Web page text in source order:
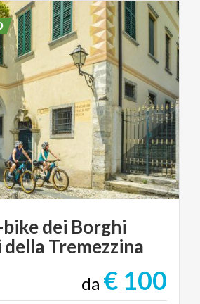
bikedei Borghi
della Tremezzina
da € 100